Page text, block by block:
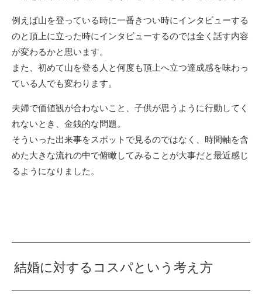
例えば山を登っている時に一番きつい時にインタビューする
のと頂上に立った時にインタビューするのでは全く話す内容
が変わるかと思います。
また、初めて山を登る人と何度も頂上へ立つ達成感を味わっ
ている人でも変わります。
夫婦で価値観が合わないこと、子供が思うように行動してく
れないとき、金銭的な問題。
そういった出来事をスポットで見るのではなく、時間軸を含
めた大きな流れの中で俯瞰してみることが大事だと最近感じ
るようになりました。
結婚に対するコスパという考え方